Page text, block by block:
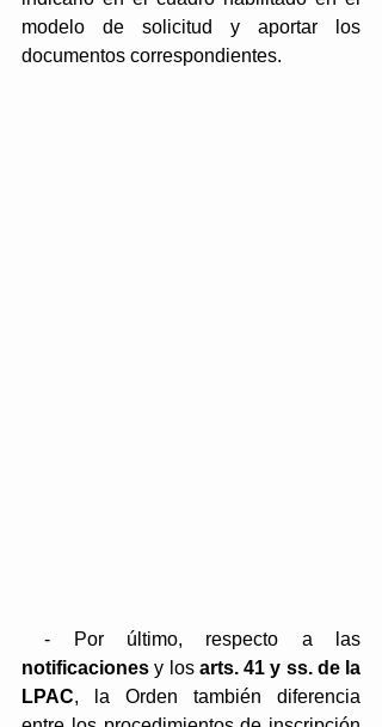
modelo de solicitud y aportar los
documentos correspondientes.
notificaciones y los arts. 41 y ss. de la
LPAC, la Orden también diferencia